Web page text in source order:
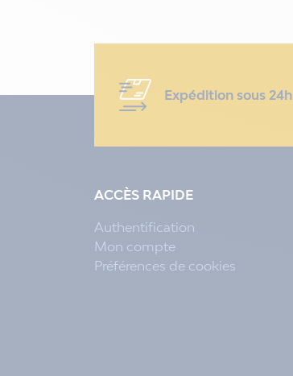
Expédition sous 24h
ACCÈS RAPIDE
Authentification
Mon compte
Préférences de cookies